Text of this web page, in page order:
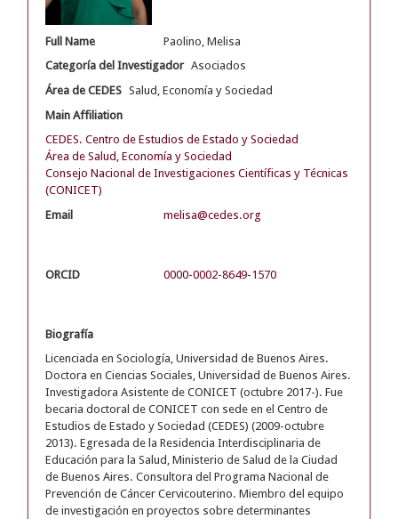
Full Name
Paolino, Melisa
Categoría del Investigador Asociados
Área de CEDES Salud, Economía y Sociedad
Main Affiliation
CEDES. Centro de Estudios de Estado y Sociedad
Área de Salud, Economía y Sociedad
Consejo Nacional de Investigaciones Científicas y Técnicas
(CONICET)
Email
melisa@cedes.org
ORCID 0000-0002-8649-1570
Biografía
Licenciada en Sociología, Universidad de Buenos Aires.
Doctora en Ciencias Sociales, Universidad de Buenos Aires.
Investigadora Asistente de CONICET (octubre 2017-). Fue
becaria doctoral de CONICET con sede en el Centro de
Estudios de Estado y Sociedad (CEDES) (2009-octubre
2013). Egresada de la Residencia Interdisciplinaria de
Educación para la Salud, Ministerio de Salud de la Ciudad
de Buenos Aires. Consultora del Programa Nacional de
Prevención de Cáncer Cervicouterino. Miembro del equipo
de investigación en proyectos sobre determinantes